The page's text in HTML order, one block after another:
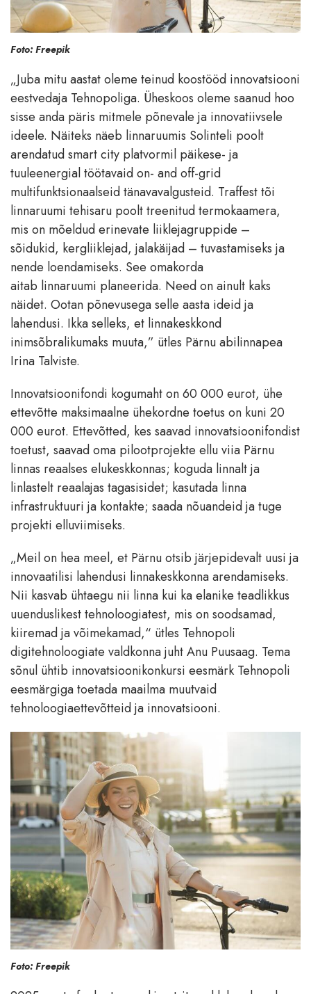
Foto: Freepik
„Juba mitu aastat oleme teinud koostööd innovatsiooni
eestvedaja Tehnopoliga. Üheskoos oleme saanud hoo
sisse anda päris mitmele põnevale ja innovatiivsele
ideele. Näiteks näeb linnaruumis Solinteli poolt
arendatud smart city platvormil päikese- ja
tuuleenergial töötavaid on- and off-grid
multifunktsionaalseid tänavavalgusteid. Traffest tõi
linnaruumi tehisaru poolt treenitud termokaamera,
mis on mõeldud erinevate liiklejagruppide –
sõidukid, kergliiklejad, jalakäijad – tuvastamiseks ja
nende loendamiseks. See omakorda
aitab linnaruumi planeerida. Need on ainult kaks
näidet. Ootan põnevusega selle aasta ideid ja
lahendusi. Ikka selleks, et linnakeskkond
inimsõbralikumaks muuta,” ütles Pärnu abilinnapea
Irina Talviste.
Innovatsioonifondi kogumaht on 60 000 eurot, ühe
ettevõtte maksimaalne ühekordne toetus on kuni 20
000 eurot. Ettevõtted, kes saavad innovatsioonifondist
toetust, saavad oma pilootprojekte ellu viia Pärnu
linnas reaalses elukeskkonnas; koguda linnalt ja
linlastelt reaalajas tagasisidet; kasutada linna
infrastruktuuri ja kontakte; saada nõuandeid ja tuge
projekti elluviimiseks.
„Meil on hea meel, et Pärnu otsib järjepidevalt uusi ja
innovaatilisi lahendusi linnakeskkonna arendamiseks.
Nii kasvab ühtaegu nii linna kui ka elanike teadlikkus
uuenduslikest tehnoloogiatest, mis on soodsamad,
kiiremad ja võimekamad,“ ütles Tehnopoli
digitehnoloogiate valdkonna juht Anu Puusaag. Tema
sõnul ühtib innovatsioonikonkursi eesmärk Tehnopoli
eesmärgiga toetada maailma muutvaid
tehnoloogiaettevõtteid ja innovatsiooni.
Foto: Freepik